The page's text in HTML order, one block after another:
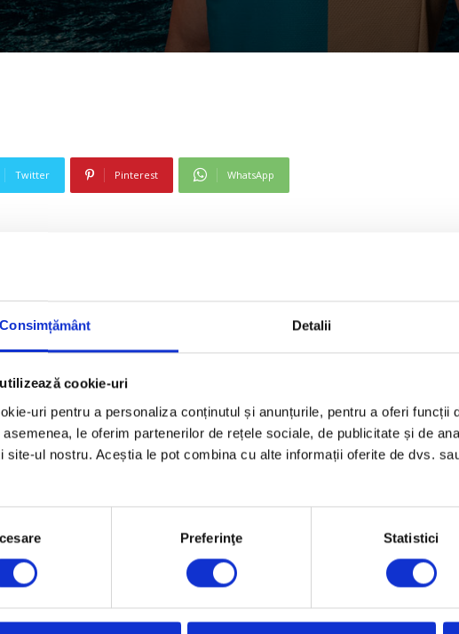
Consimțământ Detalii
cookie-uri
uri pentru a personaliza conținutul și anunțurile, pentru a oferi funcții
le oferim partenerilor de rețele sociale, de publicitate și de
site-ul nostru. Aceștia le pot combina cu alte informații oferite de dvs.
Preferinţe Statistici
Twitter Pinterest WhatsApp
Robert Glință a cucerit cea dintâi medalie pentru
Dhabi!
a avut o evoluție superbă și a cucerit medalia de bronz în
probă, în bazin de 50 m, și vicecampion continental, în
de către americanul Shaine Casas (49.23 s) și de către
Twitter WhatsApp
CEA MAI